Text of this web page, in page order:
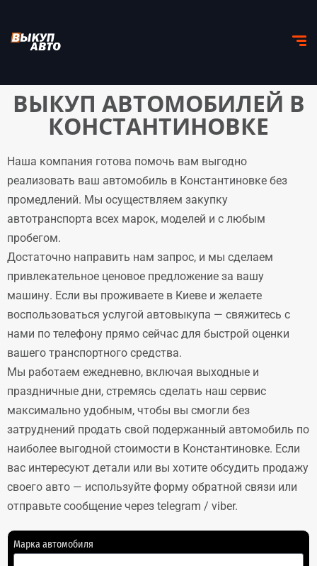
ВЫКУП АВТОМОБИЛЕЙ В
КОНСТАНТИНОВКЕ
Наша компания готова помочь вам выгодно
реализовать ваш автомобиль в Константиновке без
промедлений. Мы осуществляем закупку
автотранспорта всех марок, моделей и с любым
пробегом.
Достаточно направить нам запрос, и мы сделаем
привлекательное ценовое предложение за вашу
машину. Если вы проживаете в Киеве и желаете
воспользоваться услугой автовыкупа — свяжитесь с
нами по телефону прямо сейчас для быстрой оценки
вашего транспортного средства.
Мы работаем ежедневно, включая выходные и
праздничные дни, стремясь сделать наш сервис
максимально удобным, чтобы вы смогли без
затруднений продать свой подержанный автомобиль по
наиболее выгодной стоимости в Константиновке. Если
вас интересуют детали или вы хотите обсудить продажу
своего авто — используйте форму обратной связи или
отправьте сообщение через telegram / viber.
Марка автомобиля